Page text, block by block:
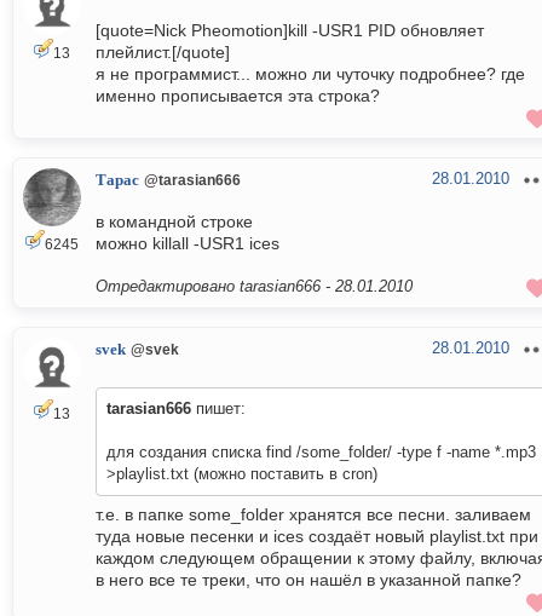
13
[quote=Nick Pheomotion]kill -USR1 PID обновляет
плейлист.[/quote]
я не программист... можно ли чуточку подробнее? где
именно прописывается эта строка?
6245
Тарас @tarasian666 28.01.2010
в командной строке
можно killall -USR1 ices
Отредактировано tarasian666 - 28.01.2010
13
svek @svek 28.01.2010
tarasian666 пишет:
для создания списка find /some_folder/ -type f -name *.mp3
>playlist.txt (можно поставить в cron)
т.е. в папке some_folder хранятся все песни. заливаем
туда новые песенки и ices создаёт новый playlist.txt при
каждом следующем обращении к этому файлу,
в него все те треки, что он нашёл в указанной папке?